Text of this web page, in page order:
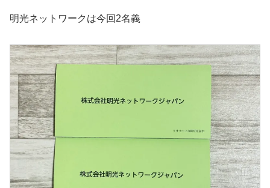
明光ネットワークは今回2名義